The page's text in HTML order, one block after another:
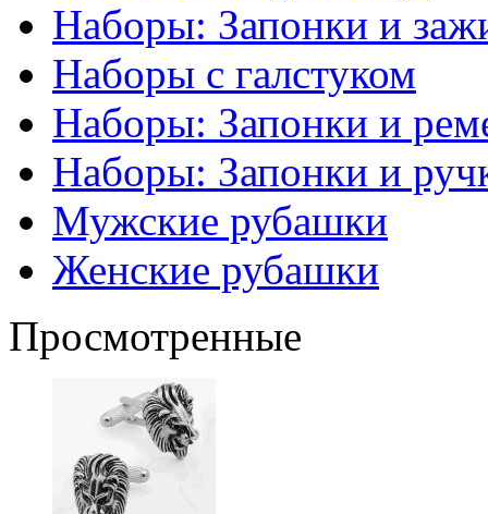
Наборы: Запонки и
Наборы с галстуком
Наборы: Запонки и
Наборы: Запонки и
Мужские рубашки
Женские рубашки
Просмотренные